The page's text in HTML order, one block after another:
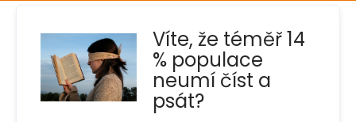
Víte, že téměř 14
% populace
neumí číst a
psát?